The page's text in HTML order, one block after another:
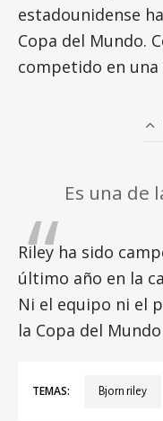
estadounidense
Copa del Mundo.
competido en una
Es una de
Riley ha sido
último año en la
Ni el equipo ni el
la Copa del Mundo
TEMAS: Bjorn riley